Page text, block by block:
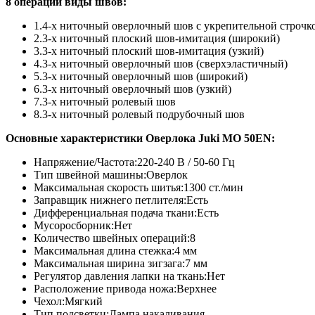
1.4-х ниточный оверлочный шов с укрепительной
2.3-х ниточный плоский шов-имитация (широкий)
3.3-х ниточный плоский шов-имитация (узкий)
4.3-х ниточный оверлочный шов (сверхэластичный)
5.3-х ниточный оверлочный шов (широкий)
6.3-х ниточный оверлочный шов (узкий)
7.3-х ниточный ролевый шов
8.3-х ниточный ролевый подрубочный шов
Основные характеристики Оверлока Juki MO 50EN:
Напряжение/Частота:220-240 В / 50-60 Гц
Тип швейной машины:Оверлок
Максимальная скорость шитья:1300 ст./мин
Заправщик нижнего петлителя:Есть
Дифференциальная подача ткани:Есть
Мусоросборник:Нет
Количество швейных операций:8
Максимальная длина стежка:4 мм
Максимальная ширина зигзага:7 мм
Регулятор давления лапки на ткань:Нет
Расположение привода ножа:Верхнее
Чехол:Мягкий